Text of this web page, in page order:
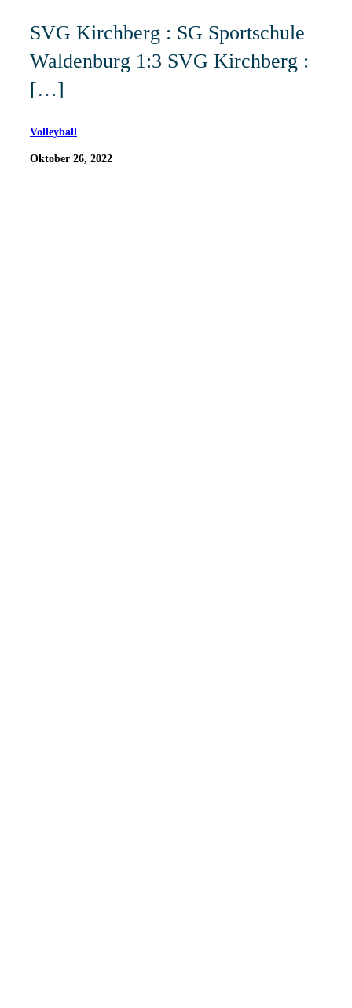
SVG Kirchberg : SG Sportschule
Waldenburg 1:3 SVG Kirchberg :
[…]
Volleyball
Oktober 26, 2022